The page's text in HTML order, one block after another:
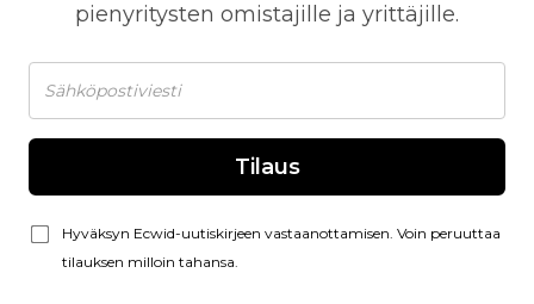
pienyritysten omistajille ja yrittäjille.
Tilaus
Hyväksyn Ecwid-uutiskirjeen vastaanottamisen. Voin peruuttaa
tilauksen milloin tahansa.